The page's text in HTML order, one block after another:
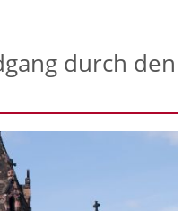
durch den